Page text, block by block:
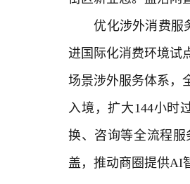
优化涉外消费服务
进国际化消费环境试
场景涉外服务体系，
入境，扩大144小时
换、咨询等全流程
盖，推动商圈提供AI